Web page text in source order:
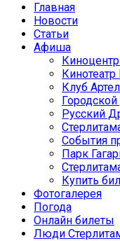
Главная
Новости
Статьи
Афиша
Клуб
Русский
События
Парк
Купить
Фотогалерея
Погода
Онлайн билеты
Люди